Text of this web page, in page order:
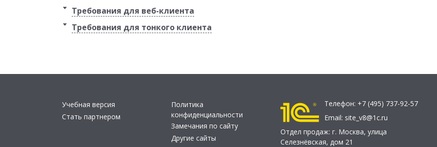
Требования для веб-клиента
Требования для тонкого клиента
Учебная версия
Стать партнером
Политика
конфиденциальности
Замечания по сайту
Другие сайты
Телефон: +7 (495) 737-92-57
Email: site_v8@1c.ru
Отдел продаж: г. Москва, улица
Селезнёвская, дом 21